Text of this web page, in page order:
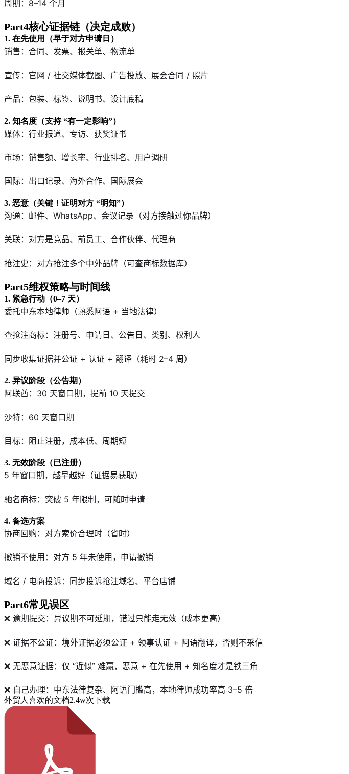
周期：8–14 个月
Part4核心证据链（决定成败）
1. 在先使用（早于对方申请日）
销售：合同、发票、报关单、物流单
宣传：官网 / 社交媒体截图、广告投放、展会合同 / 照片
产品：包装、标签、说明书、设计底稿
2. 知名度（支持 “有一定影响”）
媒体：行业报道、专访、获奖证书
市场：销售额、增长率、行业排名、用户调研
国际：出口记录、海外合作、国际展会
3. 恶意（关键！证明对方 “明知”）
沟通：邮件、WhatsApp、会议记录（对方接触过你品牌）
关联：对方是竞品、前员工、合作伙伴、代理商
抢注史：对方抢注多个中外品牌（可查商标数据库）
Part5维权策略与时间线
1. 紧急行动（0–7 天）
委托中东本地律师（熟悉阿语 + 当地法律）
查抢注商标：注册号、申请日、公告日、类别、权利人
同步收集证据并公证 + 认证 + 翻译（耗时 2–4 周）
2. 异议阶段（公告期）
阿联酋：30 天窗口期，提前 10 天提交
沙特：60 天窗口期
目标：阻止注册，成本低、周期短
3. 无效阶段（已注册）
5 年窗口期，越早越好（证据易获取）
驰名商标：突破 5 年限制，可随时申请
4. 备选方案
协商回购：对方索价合理时（省时）
撤销不使用：对方 5 年未使用，申请撤销
域名 / 电商投诉：同步投诉抢注域名、平台店铺
Part6常见误区
❌ 逾期提交：异议期不可延期，错过只能走无效（成本更高）
❌ 证据不公证：境外证据必须公证 + 领事认证 + 阿语翻译，否则不采信
❌ 无恶意证据：仅 “近似” 难赢，恶意 + 在先使用 + 知名度才是铁三角
❌ 自己办理：中东法律复杂、阿语门槛高，本地律师成功率高 3–5 倍
外贸人喜欢的文档2.4w次下载